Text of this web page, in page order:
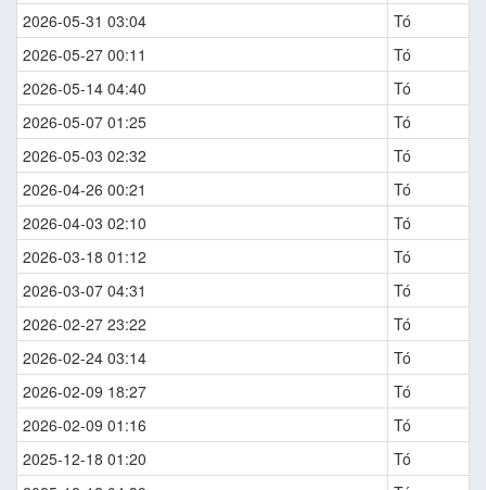
2026-05-31 03:04
Tó
2026-05-27 00:11
Tó
2026-05-14 04:40
Tó
2026-05-07 01:25
Tó
2026-05-03 02:32
Tó
2026-04-26 00:21
Tó
2026-04-03 02:10
Tó
2026-03-18 01:12
Tó
2026-03-07 04:31
Tó
2026-02-27 23:22
Tó
2026-02-24 03:14
Tó
2026-02-09 18:27
Tó
2026-02-09 01:16
Tó
2025-12-18 01:20
Tó